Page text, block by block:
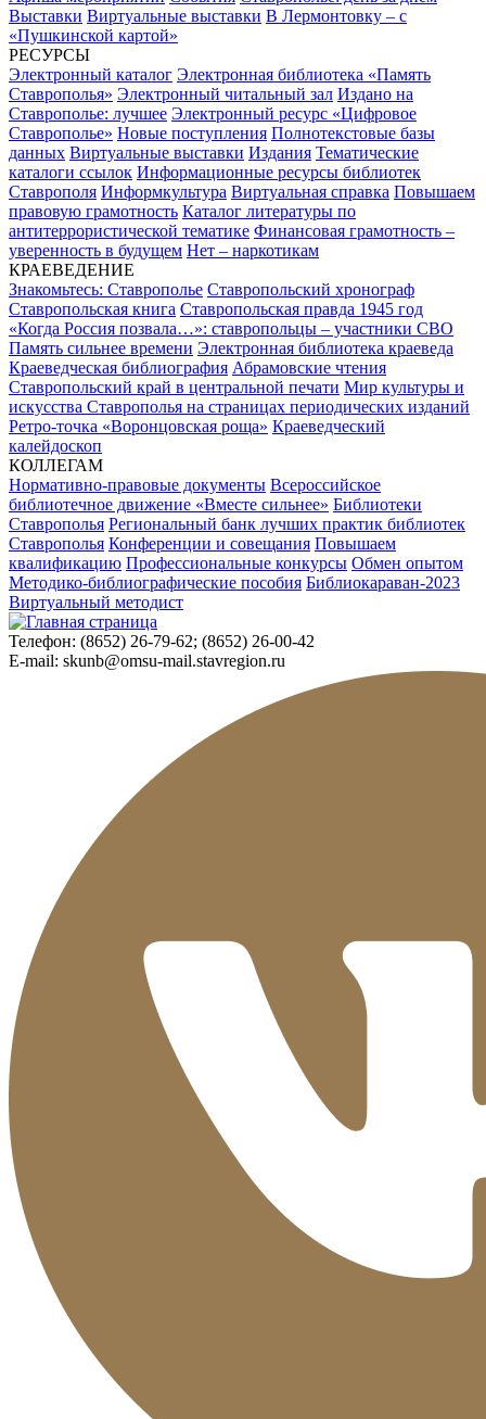
Выставки Виртуальные выставки В Лермонтовку – с
«Пушкинской картой»
РЕСУРСЫ
Электронный каталог Электронная библиотека «Память
Ставрополья» Электронный читальный зал Издано на
Ставрополье: лучшее Электронный ресурс «Цифровое
Ставрополье» Новые поступления Полнотекстовые базы
данных Виртуальные выставки Издания Тематические
каталоги ссылок Информационные ресурсы библиотек
Ставрополя Информкультура Виртуальная справка Повышаем
правовую грамотность Каталог литературы по
антитеррористической тематике Финансовая грамотность –
уверенность в будущем Нет – наркотикам
КРАЕВЕДЕНИЕ
Знакомьтесь: Ставрополье Ставропольский хронограф
Ставропольская книга Ставропольская правда 1945 год
«Когда Россия позвала…»: ставропольцы – участники СВО
Память сильнее времени Электронная библиотека краеведа
Краеведческая библиография Абрамовские чтения
Ставропольский край в центральной печати Мир культуры и
искусства Ставрополья на страницах периодических изданий
Ретро-точка «Воронцовская роща» Краеведческий
калейдоскоп
КОЛЛЕГАМ
Нормативно-правовые документы Всероссийское
библиотечное движение «Вместе сильнее» Библиотеки
Ставрополья Региональный банк лучших практик библиотек
Ставрополья Конференции и совещания Повышаем
квалификацию Профессиональные конкурсы Обмен опытом
Методико-библиографические пособия Библиокараван-2023
Виртуальный методист
Телефон: (8652) 26-79-62; (8652) 26-00-42
E-mail: skunb@omsu-mail.stavregion.ru